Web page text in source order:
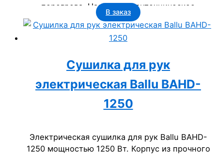
перегрева. Надежное сантехническое
оборудование для бизнеса: офисов, гостиниц,
ресторанов и госучреждений.
В заказ
Сушилка для рук
электрическая Ballu BAHD-
1250
Электрическая сушилка для рук Ballu BAHD-
1250 мощностью 1250 Вт. Корпус из прочного